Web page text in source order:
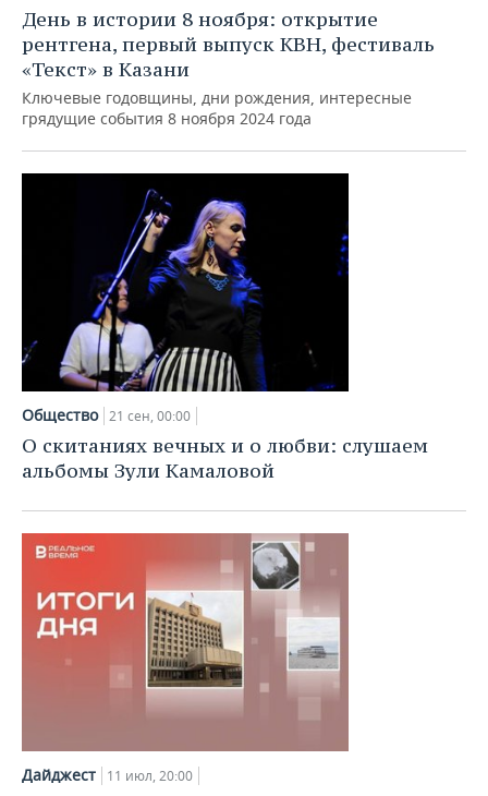
День в истории 8 ноября: открытие
рентгена, первый выпуск КВН, фестиваль
«Текст» в Казани
Ключевые годовщины, дни рождения, интересные
грядущие события 8 ноября 2024 года
Общество 21 сен, 00:00
О скитаниях вечных и о любви: слушаем
альбомы Зули Камаловой
Дайджест 11 июл, 20:00